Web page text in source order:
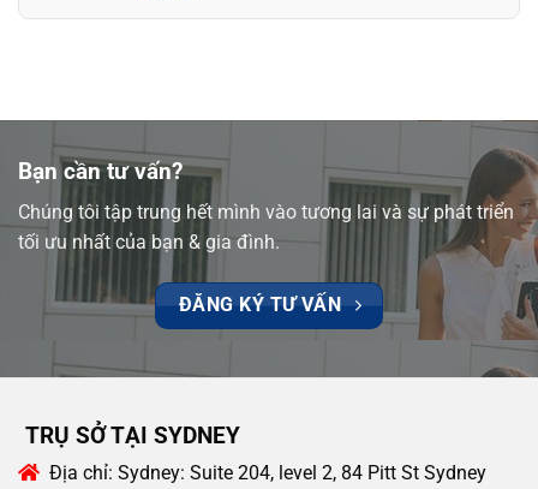
Bạn cần tư vấn?
Chúng tôi tập trung hết mình vào tương lai và sự phát triển
tối ưu nhất của bạn & gia đình.
ĐĂNG KÝ TƯ VẤN
TRỤ SỞ TẠI SYDNEY
Địa chỉ: Sydney: Suite 204, level 2, 84 Pitt St Sydney